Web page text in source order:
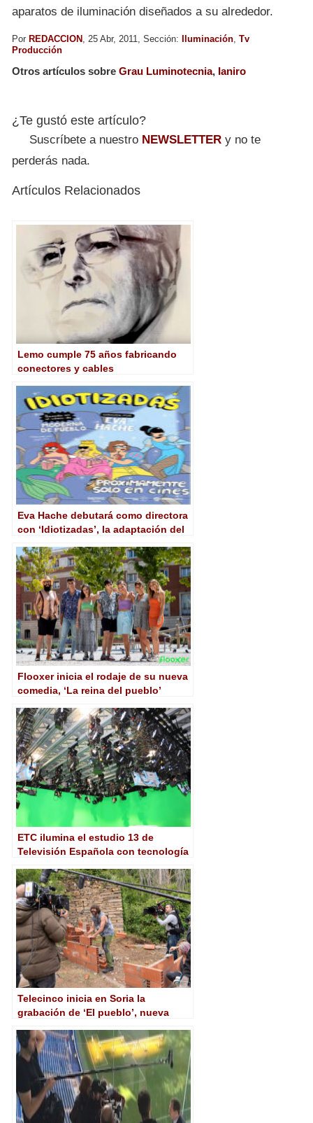
aparatos de iluminación diseñados a su alrededor.
Por REDACCION , 25 Abr, 2011, Sección: Iluminación Tv
Producción
Otros artículos sobre Grau Luminotecnia, Ianiro
¿Te gustó este artículo?
Suscríbete a nuestro NEWSLETTER y no te
perderás nada.
Artículos Relacionados
Lemo cumple 75 años fabricando
conectores y cables
Eva Hache debutará como directora
con ‘Idiotizadas’, la adaptación del
Pueblo
Flooxer inicia el rodaje de su nueva
comedia, ‘La reina del pueblo’
ETC ilumina el estudio 13 de
Televisión Española con tecnología
Telecinco inicia en Soria la
grabación de ‘El pueblo’, nueva
Julián Sastre y Nando Abad